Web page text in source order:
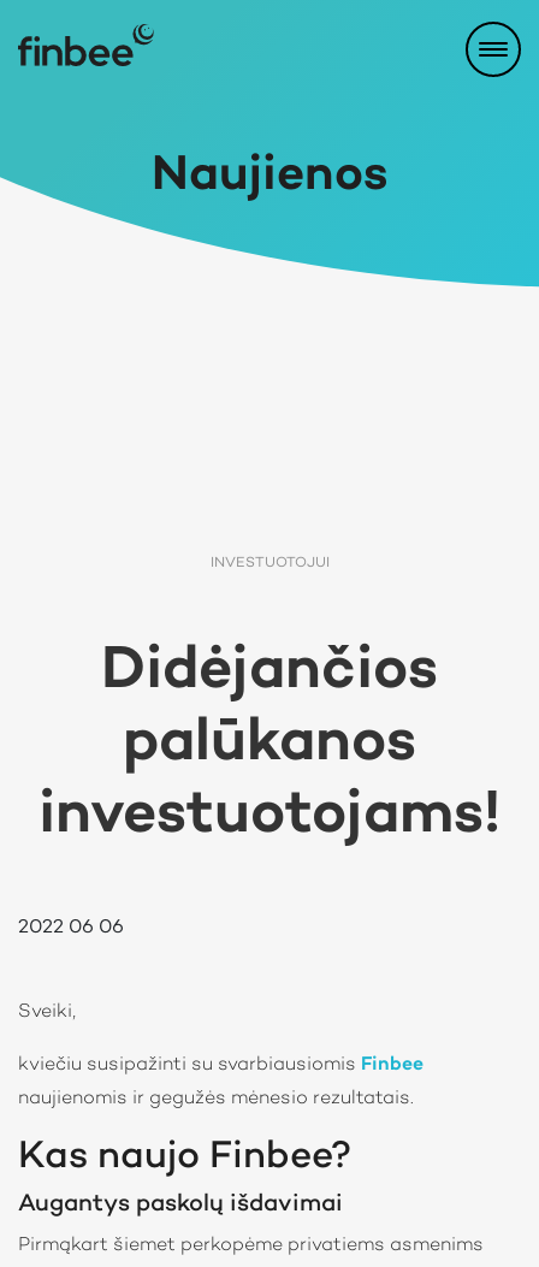
Naujienos
INVESTUOTOJUI
Didėjančios
palūkanos
investuotojams!
2022 06 06
Sveiki,
kviečiu susipažinti su svarbiausiomis Finbee
naujienomis ir gegužės mėnesio rezultatais.
Kas naujo Finbee?
Augantys paskolų išdavimai
Pirmąkart šiemet perkopėme privatiems asmenims